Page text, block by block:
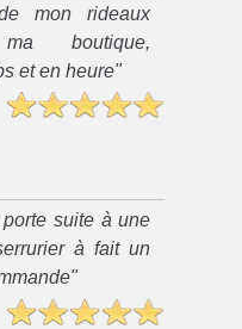
mon rideaux
boutique,
et en heure"
suite à une
à fait un